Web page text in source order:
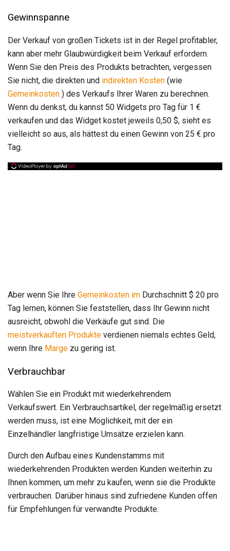
Gewinnspanne
Der Verkauf von großen Tickets ist in der Regel profitabler,
kann aber mehr Glaubwürdigkeit beim Verkauf erfordern.
Wenn Sie den Preis des Produkts betrachten, vergessen
Sie nicht, die direkten und indirekten Kosten (wie
Gemeinkosten ) des Verkaufs Ihrer Waren zu berechnen.
Wenn du denkst, du kannst 50 Widgets pro Tag für 1 €
verkaufen und das Widget kostet jeweils 0,50 $, sieht es
vielleicht so aus, als hättest du einen Gewinn von 25 € pro
Tag.
Aber wenn Sie Ihre Gemeinkosten im Durchschnitt $ 20 pro
Tag lernen, können Sie feststellen, dass Ihr Gewinn nicht
ausreicht, obwohl die Verkäufe gut sind. Die
meistverkauften Produkte verdienen niemals echtes Geld,
wenn Ihre Marge zu gering ist.
Verbrauchbar
Wählen Sie ein Produkt mit wiederkehrendem
Verkaufswert. Ein Verbrauchsartikel, der regelmäßig ersetzt
werden muss, ist eine Möglichkeit, mit der ein
Einzelhändler langfristige Umsätze erzielen kann.
Durch den Aufbau eines Kundenstamms mit
wiederkehrenden Produkten werden Kunden weiterhin zu
Ihnen kommen, um mehr zu kaufen, wenn sie die Produkte
verbrauchen. Darüber hinaus sind zufriedene Kunden offen
für Empfehlungen für verwandte Produkte.